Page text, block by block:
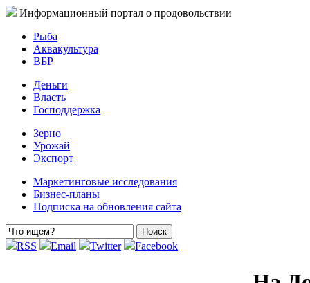
Информационный портал о продовольствии
Рыба
Аквакультура
ВБР
Деньги
Власть
Господдержка
Зерно
Урожай
Экспорт
Маркетинговые исследования
Бизнес-планы
Подписка на обновления сайта
RSS Email Twitter Facebook